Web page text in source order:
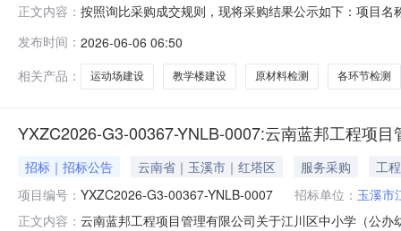
正文内容： 按照询比采购成交规则，现将采购结果公示如下：项目
告日期:2026-06-05中选供应商:状态供应商名称评审结
发布时间： 2026-06-06 06:50
相关产品：
运动场建设 教学楼建设 原材料检测 各环节检测
YXZC2026-G3-00367-YNLB-0007:云南蓝邦工程项
招标｜招标公告 云南省｜玉溪市｜红塔区 服务采购
工程
项目编号： YXZC2026-G3-00367-YNLB-0007 招标单位： 玉溪市
正文内容： 云南蓝邦工程项目管理有限公司关于江川区中小学（公